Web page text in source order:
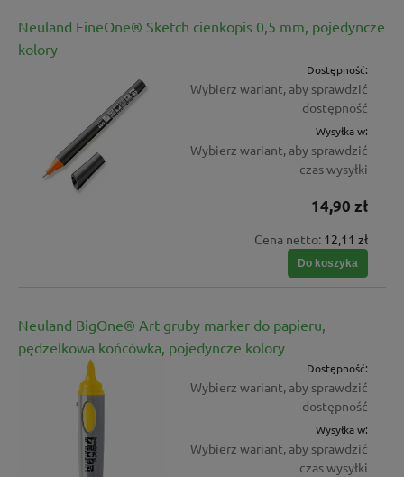
Neuland FineOne® Sketch cienkopis 0,5 mm, pojedyncze
kolory
Dostępność:
Wybierz wariant, aby sprawdzić
dostępność
Wysyłka w:
Wybierz wariant, aby sprawdzić
czas wysyłki
14,90 zł
Cena netto: 12,11 zł
Do koszyka
Neuland BigOne® Art gruby marker do papieru,
pędzelkowa końcówka, pojedyncze kolory
Dostępność:
Wybierz wariant, aby sprawdzić
dostępność
Wysyłka w:
Wybierz wariant, aby sprawdzić
czas wysyłki